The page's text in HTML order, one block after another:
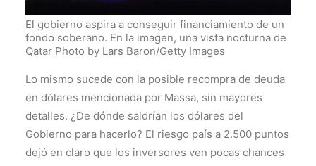
El gobierno aspira a conseguir financiamiento de un
fondo soberano. En la imagen, una vista nocturna de
Qatar Photo by Lars Baron/Getty Images
Lo mismo sucede con la posible recompra de deuda
en dólares mencionada por Massa, sin mayores
detalles. ¿De dónde saldrían los dólares del
Gobierno para hacerlo? El riesgo país a 2.500 puntos
dejó en claro que los inversores ven pocas chances